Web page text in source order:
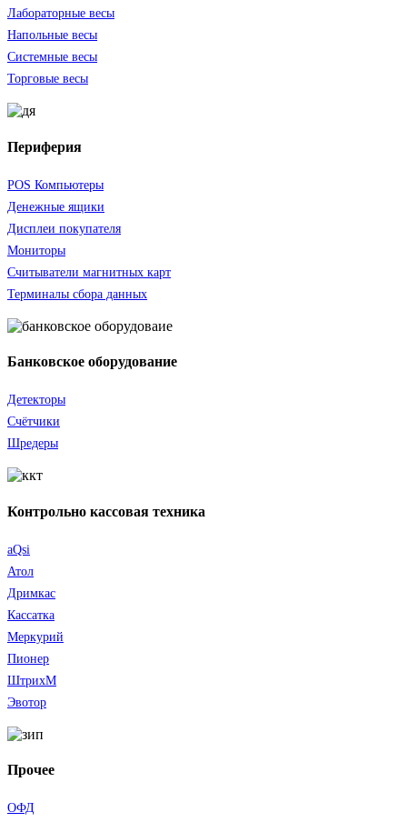
Лабораторные весы
Напольные весы
Системные весы
Торговые весы
Периферия
POS Компьютеры
Денежные ящики
Дисплеи покупателя
Мониторы
Считыватели магнитных карт
Терминалы сбора данных
Банковское оборудование
Детекторы
Счётчики
Шредеры
Контрольно кассовая техника
aQsi
Атол
Дримкас
Кассатка
Меркурий
Пионер
ШтрихМ
Эвотор
Прочее
ОФД